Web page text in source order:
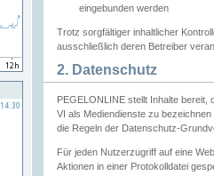
eingebunden werden
Trotz sorgfältiger inhaltlicher
ausschließlich deren Betreiber
2. Datenschutz
PEGELONLINE stellt Inhalte
VI als Mediendienste zu
die Regeln der Datenschutz-
Für jeden Nutzerzugriff auf eine
Aktionen in einer Protokolldatei